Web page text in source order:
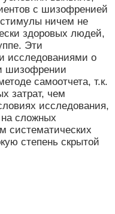
с шизофренией
ничем не
здоровых людей,
Эти
исследованиями о
шизофрении
самоотчета, т.к.
затрат, чем
исследования,
сложных
систематических
степень скрытой